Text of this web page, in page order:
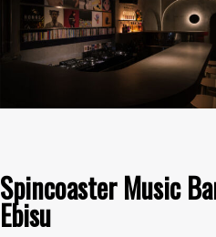
Spincoaster Music
Ebisu